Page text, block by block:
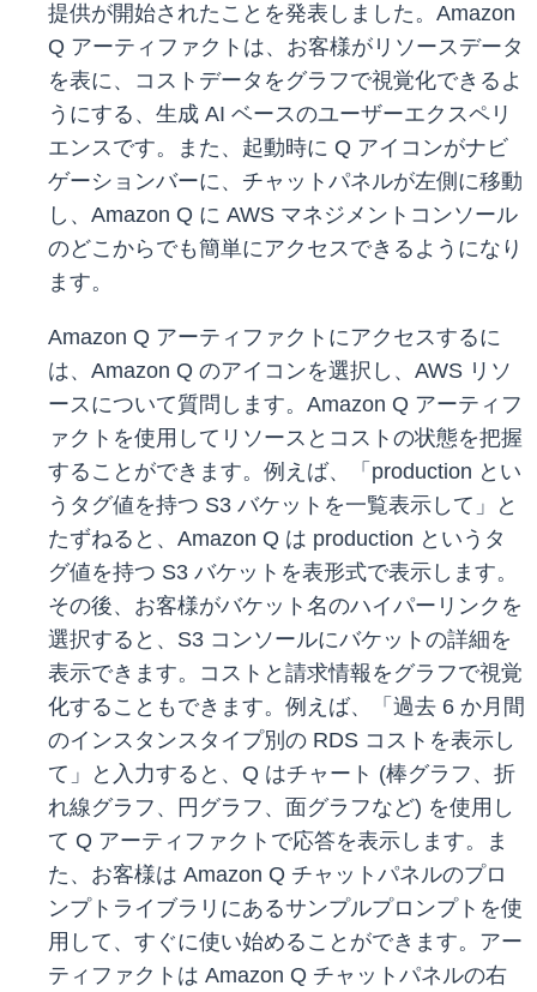
提供が開始されたことを発表しました。Amazon
Q アーティファクトは、お客様がリソースデータ
を表に、コストデータをグラフで視覚化できるよ
うにする、生成 AI ベースのユーザーエクスペリ
エンスです。また、起動時に Q アイコンがナビ
ゲーションバーに、チャットパネルが左側に移動
し、Amazon Q に AWS マネジメントコンソール
のどこからでも簡単にアクセスできるようになり
ます。
Amazon Q アーティファクトにアクセスするに
は、Amazon Q のアイコンを選択し、AWS リソ
ースについて質問します。Amazon Q アーティフ
ァクトを使用してリソースとコストの状態を把握
することができます。例えば、「production とい
うタグ値を持つ S3 バケットを一覧表示して」と
たずねると、Amazon Q は production というタ
グ値を持つ S3 バケットを表形式で表示します。
その後、お客様がバケット名のハイパーリンクを
選択すると、S3 コンソールにバケットの詳細を
表示できます。コストと請求情報をグラフで視覚
化することもできます。例えば、「過去 6 か月間
のインスタンスタイプ別の RDS コストを表示し
て」と入力すると、Q はチャート (棒グラフ、折
れ線グラフ、円グラフ、面グラフなど) を使用し
て Q アーティファクトで応答を表示します。ま
た、お客様は Amazon Q チャットパネルのプロ
ンプトライブラリにあるサンプルプロンプトを使
用して、すぐに使い始めることができます。アー
ティファクトは Amazon Q チャットパネルの右